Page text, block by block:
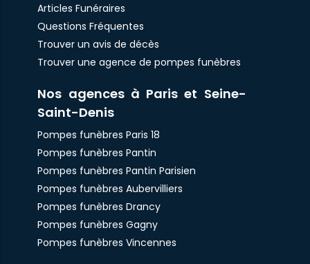
Articles Funéraires
Questions Fréquentes
Trouver un avis de décès
Trouver une agence de pompes funèbres
Nos agences à Paris et Seine-
Saint-Denis
Pompes funèbres Paris 18
Pompes funèbres Pantin
Pompes funèbres Pantin Parisien
Pompes funèbres Aubervilliers
Pompes funèbres Drancy
Pompes funèbres Gagny
Pompes funèbres Vincennes